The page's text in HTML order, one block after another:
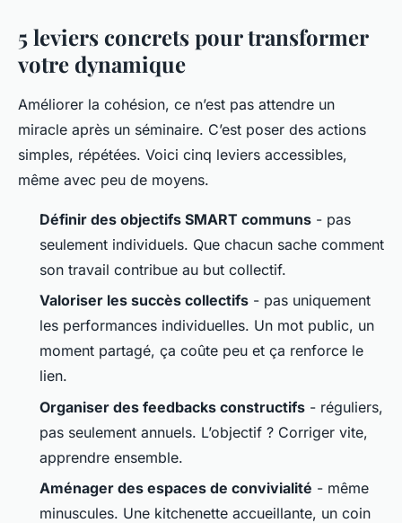
5 leviers concrets pour transformer
votre dynamique
Améliorer la cohésion, ce n’est pas attendre un
miracle après un séminaire. C’est poser des actions
simples, répétées. Voici cinq leviers accessibles,
même avec peu de moyens.
Définir des objectifs SMART communs - pas
seulement individuels. Que chacun sache comment
son travail contribue au but collectif.
Valoriser les succès collectifs - pas uniquement
les performances individuelles. Un mot public, un
moment partagé, ça coûte peu et ça renforce le
lien.
Organiser des feedbacks constructifs - réguliers,
pas seulement annuels. L’objectif ? Corriger vite,
apprendre ensemble.
Aménager des espaces de convivialité - même
minuscules. Une kitchenette accueillante, un coin